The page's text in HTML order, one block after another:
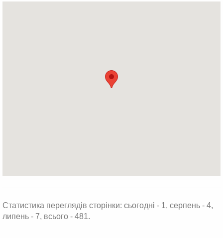
Статистика переглядів сторінки: сьогодні - 1, серпень - 4,
липень - 7, всього - 481.